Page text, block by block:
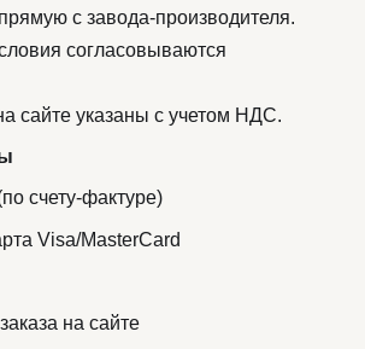
с завода-производителя.
согласовываются
сайте указаны с учетом НДС.
счету-фактуре)
Visa/MasterCard
на сайте